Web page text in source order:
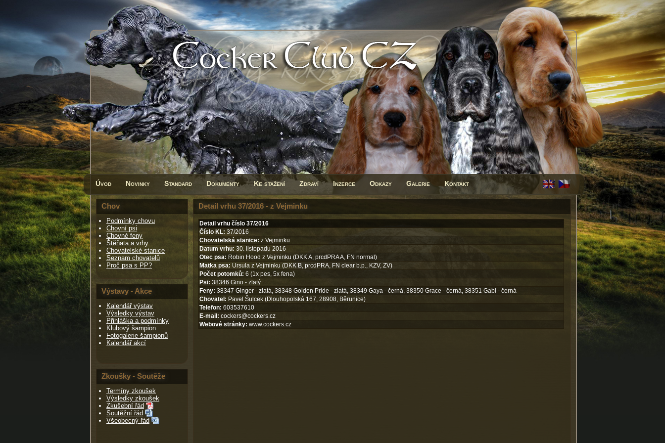
Úvod Novinky Standard Dokumenty Ke stažení Zdraví Inzerce Odkazy Galerie Kontakt
Chov
Podmínky chovu
Chovní psi
Chovné feny
Štěňata a vrhy
Chovatelské stanice
Seznam chovatelů
Proč psa s PP?
Výstavy - Akce
Kalendář výstav
Výsledky výstav
Přihláška a podmínky
Klubový šampion
Fotogalerie šampionů
Kalendář akcí
Zkoušky - Soutěže
Termíny zkoušek
Výsledky zkoušek
Zkušební řád
Soutěžní řád
Všeobecný řád
Detail vrhu 37/2016 - z Vejminku
Detail vrhu číslo 37/2016
Číslo KL: 37/2016
Chovatelská stanice: z Vejminku
Datum vrhu: 30. listopadu 2016
Otec psa: Robin Hood z Vejminku (DKK A, prcdPRA A, FN normal)
Matka psa: Ursula z Vejminku (DKK B, prcdPRA, FN clear b.p., KZV, ZV)
Počet potomků: 6 (1x pes, 5x fena)
Psi: 38346 Gino - zlatý
Feny: 38347 Ginger - zlatá, 38348 Golden Pride - zlatá, 38349 Gaya - černá, 38350 Grace - černá, 38351 Gabi - černá
Chovatel: Pavel Šulcek (Dlouhopolská 167, 28908, Běrunice)
Telefon: 603537610
E-mail: cockers@cockers.cz
Webové stránky: www.cockers.cz